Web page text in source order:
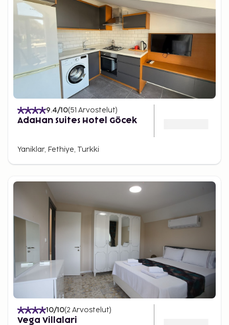
9.4/10(51 Arvostelut)
AdaHan Suites Hotel Göcek
Yaniklar, Fethiye, Turkki
10/10(2 Arvostelut)
Vega Villalari